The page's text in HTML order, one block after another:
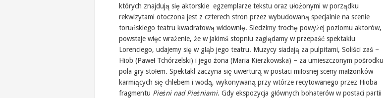
których znajdują się aktorskie egzemplarze tekstu oraz ułożonymi w porządku
rekwizytami otoczona jest z czterech stron przez wybudowaną specjalnie na scenie
toruńskiego teatru kwadratową widownię. Siedzimy trochę powyżej poziomu aktorów,
powstaje więc wrażenie, że w jakimś stopniu zaglądamy w przepaść spektaklu
Lorenciego, udajemy się w głąb jego teatru. Muzycy siadają za pulpitami, Soliści zaś –
Hiob (Paweł Tchórzelski) i jego żona (Maria Kierzkowska) – za umieszczonym pośrodku
pola gry stołem. Spektakl zaczyna się uwerturą w postaci miłosnej sceny małżonków
karmiących się chlebem i wodą, wykonywaną przy wtórze recytowanego przez Hioba
fragmentu Pieśni nad Pieśniami. Gdy ekspozycja głównych bohaterów w postaci partii